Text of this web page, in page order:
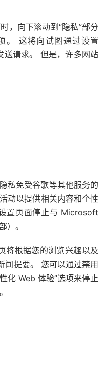
，向下滚动到“隐私”部分
。 这将向试图通过设置
请求。 但是，许多网站
私免受谷歌等其他服务的
动以提供相关内容和个性
置页面停止与 Microsoft
）。
将根据您的浏览兴趣以及
闻提要。 您可以通过禁用
化 Web 体验”选项来停止